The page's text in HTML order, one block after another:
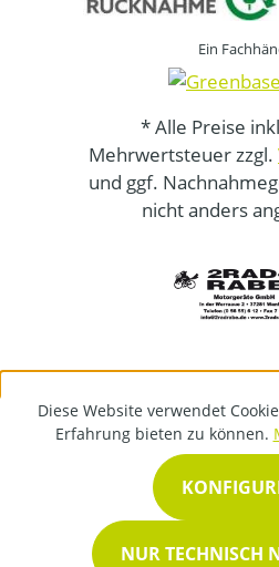
Ein
* Alle Preise
Mehrwertsteuer zzgl.
und ggf.
nicht anders
Diese Website verwendet
Erfahrung bieten zu können.
NUR TECHNISCH